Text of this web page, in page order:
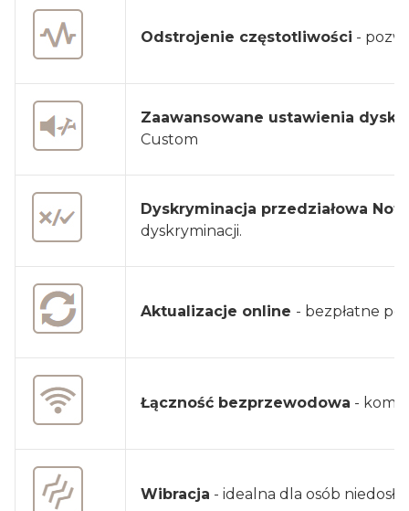
Odstrojenie częstotliwości -
Zaawansowane ustawienia
Custom
Dyskryminacja przedziałowa
dyskryminacji.
Aktualizacje online - bezpłatne
Łączność bezprzewodowa -
Wibracja - idealna dla osób